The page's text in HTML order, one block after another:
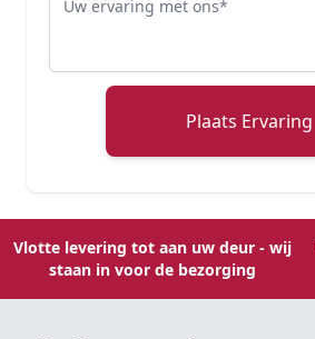
Plaats Ervaring
Vlotte levering tot aan uw deur - wij
staan in voor de bezorging